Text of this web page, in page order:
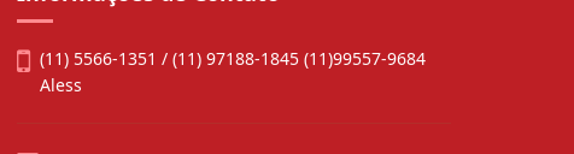
(11) 5566-1351 / (11) 97188-1845 (11)99557-9684
Aless